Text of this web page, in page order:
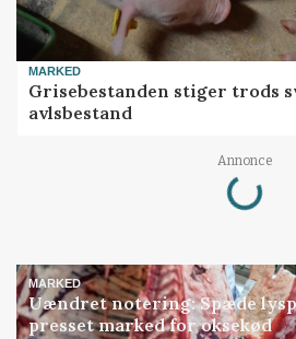
MARKED
Grisebestanden stiger trods
avlsbestand
Annonce
Loading...
MARKED
Uændret notering: Spæde
presset marked for oksekød